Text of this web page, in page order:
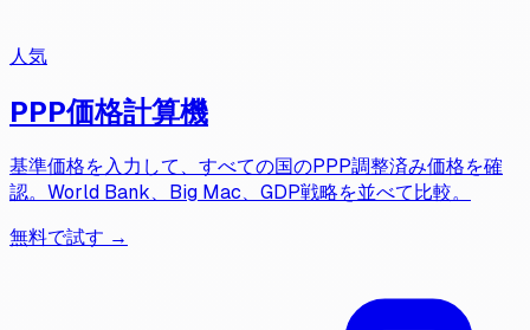
人気
PPP価格計算機
基準価格を入力して、すべての国のPPP調整済み価格を確
認。World Bank、Big Mac、GDP戦略を並べて比較。
無料で試す →